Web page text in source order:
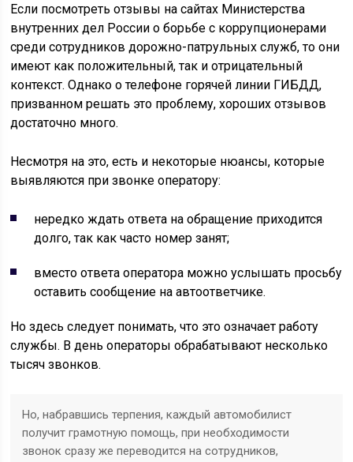
Если посмотреть отзывы на сайтах Министерства
внутренних дел России о борьбе с коррупционерами
среди сотрудников дорожно-патрульных служб, то они
имеют как положительный, так и отрицательный
контекст. Однако о телефоне горячей линии ГИБДД,
призванном решать это проблему, хороших отзывов
достаточно много.
Несмотря на это, есть и некоторые нюансы, которые
выявляются при звонке оператору:
нередко ждать ответа на обращение приходится
долго, так как часто номер занят;
вместо ответа оператора можно услышать просьбу
оставить сообщение на автоответчике.
Но здесь следует понимать, что это означает работу
службы. В день операторы обрабатывают несколько
тысяч звонков.
Но, набравшись терпения, каждый автомобилист
получит грамотную помощь, при необходимости
звонок сразу же переводится на сотрудников,